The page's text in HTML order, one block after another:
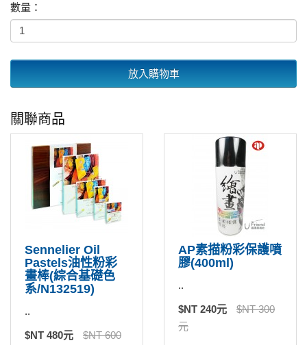
數量：
放入購物車
關聯商品
Sennelier Oil
Pastels油性粉彩
畫棒(綜合基礎色
系/N132519)
..
$NT 480元
$NT 600
AP素描粉彩保護噴
膠(400ml)
..
$NT 240元
$NT 300
元